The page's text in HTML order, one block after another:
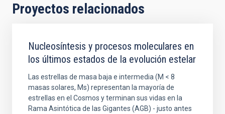
Proyectos relacionados
Nucleosíntesis y procesos moleculares en
los últimos estados de la evolución estelar
Las estrellas de masa baja e intermedia (M < 8
masas solares, Ms) representan la mayoría de
estrellas en el Cosmos y terminan sus vidas en la
Rama Asintótica de las Gigantes (AGB) - justo antes